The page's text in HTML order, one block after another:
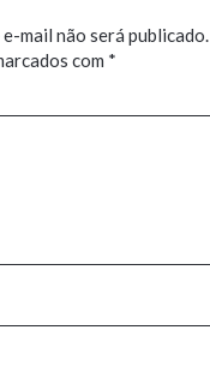
mail não será publicado.
com *